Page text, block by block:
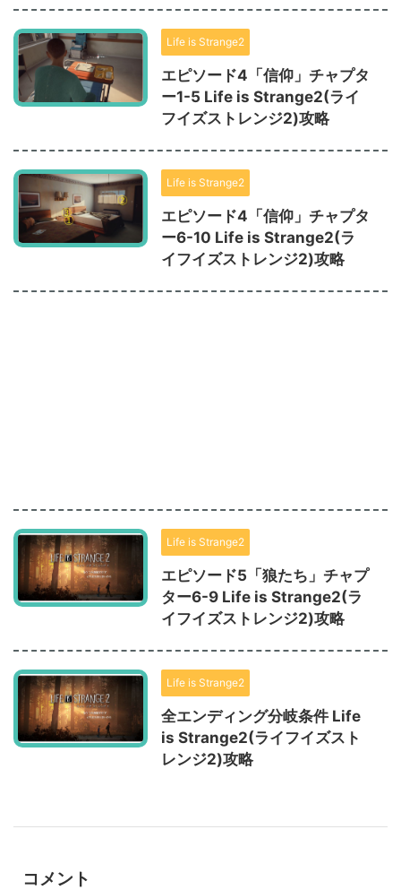
Life is Strange2
エピソード4「信仰」チャプタ
ー1-5 Life is Strange2(ライ
フイズストレンジ2)攻略
Life is Strange2
エピソード4「信仰」チャプタ
ー6-10 Life is Strange2(ラ
イフイズストレンジ2)攻略
Life is Strange2
エピソード5「狼たち」チャプ
ター6-9 Life is Strange2(ラ
イフイズストレンジ2)攻略
Life is Strange2
全エンディング分岐条件 Life
is Strange2(ライフイズスト
レンジ2)攻略
コメント